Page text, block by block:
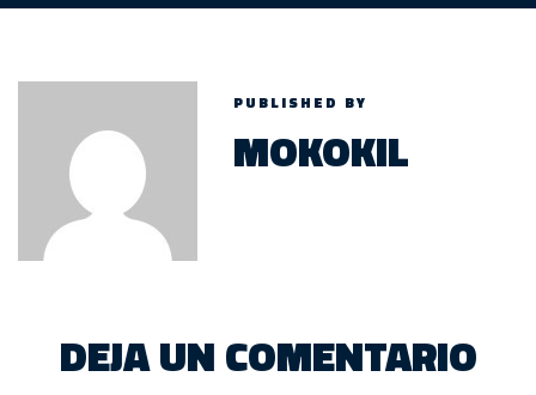
PUBLISHED BY
MOKOKIL
DEJA UN COMENTARIO